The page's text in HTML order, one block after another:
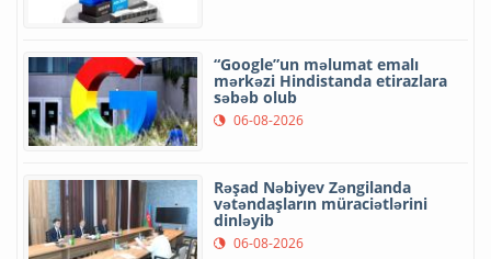
“Google”un məlumat emalı
mərkəzi Hindistanda etirazlara
səbəb olub
06-08-2026
Rəşad Nəbiyev Zəngilanda
vətəndaşların müraciətlərini
dinləyib
06-08-2026